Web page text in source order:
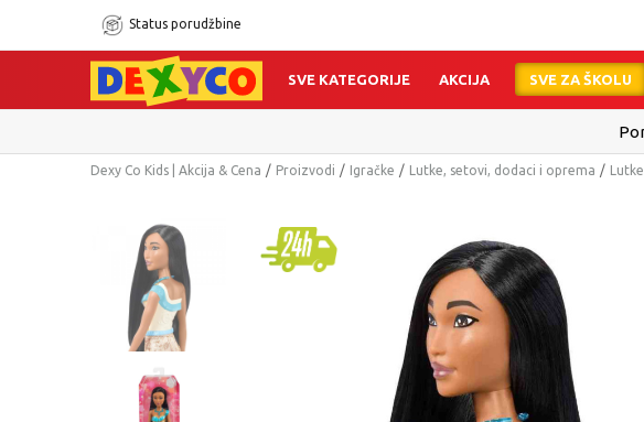
Status porudžbine
SVE KATEGORIJE AKCIJA SVE ZA ŠKOLU
011/715 98 40
Dexy Co Kids | Akcija & Cena Proizvodi Igračke Lutke, setovi, dodaci i oprema Lutke